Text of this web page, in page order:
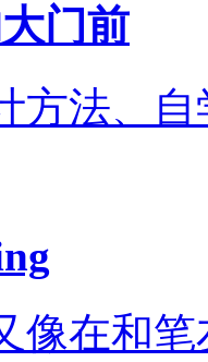
门前
方法、
像在和笔